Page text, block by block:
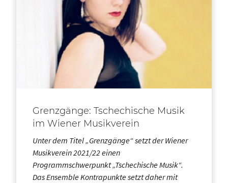
Grenzgänge: Tschechische Musik
im Wiener Musikverein
Unter dem Titel „Grenzgänge“ setzt der Wiener
Musikverein 2021/22 einen
Programmschwerpunkt „Tschechische Musik“.
Das Ensemble Kontrapunkte setzt daher mit